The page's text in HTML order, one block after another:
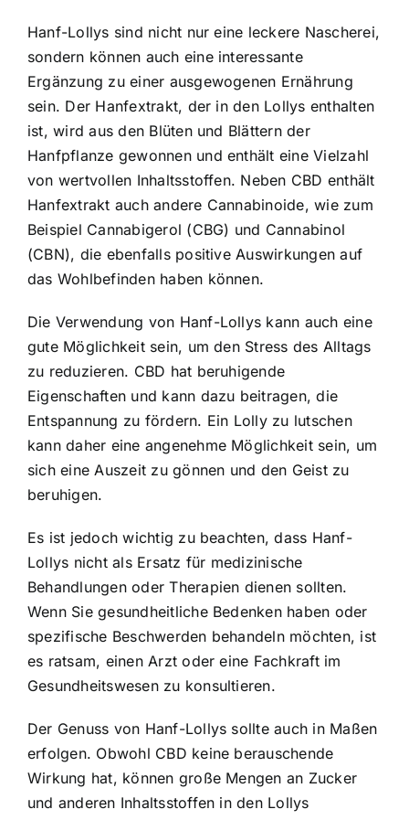
Hanf-Lollys sind nicht nur eine leckere Nascherei,
sondern können auch eine interessante
Ergänzung zu einer ausgewogenen Ernährung
sein. Der Hanfextrakt, der in den Lollys enthalten
ist, wird aus den Blüten und Blättern der
Hanfpflanze gewonnen und enthält eine Vielzahl
von wertvollen Inhaltsstoffen. Neben CBD enthält
Hanfextrakt auch andere Cannabinoide, wie zum
Beispiel Cannabigerol (CBG) und Cannabinol
(CBN), die ebenfalls positive Auswirkungen auf
das Wohlbefinden haben können.
Die Verwendung von Hanf-Lollys kann auch eine
gute Möglichkeit sein, um den Stress des Alltags
zu reduzieren. CBD hat beruhigende
Eigenschaften und kann dazu beitragen, die
Entspannung zu fördern. Ein Lolly zu lutschen
kann daher eine angenehme Möglichkeit sein, um
sich eine Auszeit zu gönnen und den Geist zu
beruhigen.
Es ist jedoch wichtig zu beachten, dass Hanf-
Lollys nicht als Ersatz für medizinische
Behandlungen oder Therapien dienen sollten.
Wenn Sie gesundheitliche Bedenken haben oder
spezifische Beschwerden behandeln möchten, ist
es ratsam, einen Arzt oder eine Fachkraft im
Gesundheitswesen zu konsultieren.
Der Genuss von Hanf-Lollys sollte auch in Maßen
erfolgen. Obwohl CBD keine berauschende
Wirkung hat, können große Mengen an Zucker
und anderen Inhaltsstoffen in den Lollys